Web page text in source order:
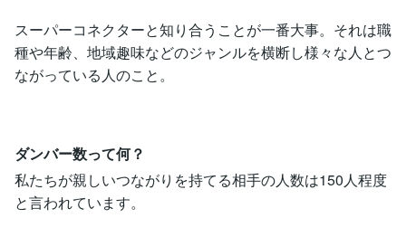
スーパーコネクターと知り合うことが一番大事。それは職
種や年齢、地域趣味などのジャンルを横断し様々な人とつ
ながっている人のこと。
ダンバー数って何？
私たちが親しいつながりを持てる相手の人数は150人程度
と言われています。